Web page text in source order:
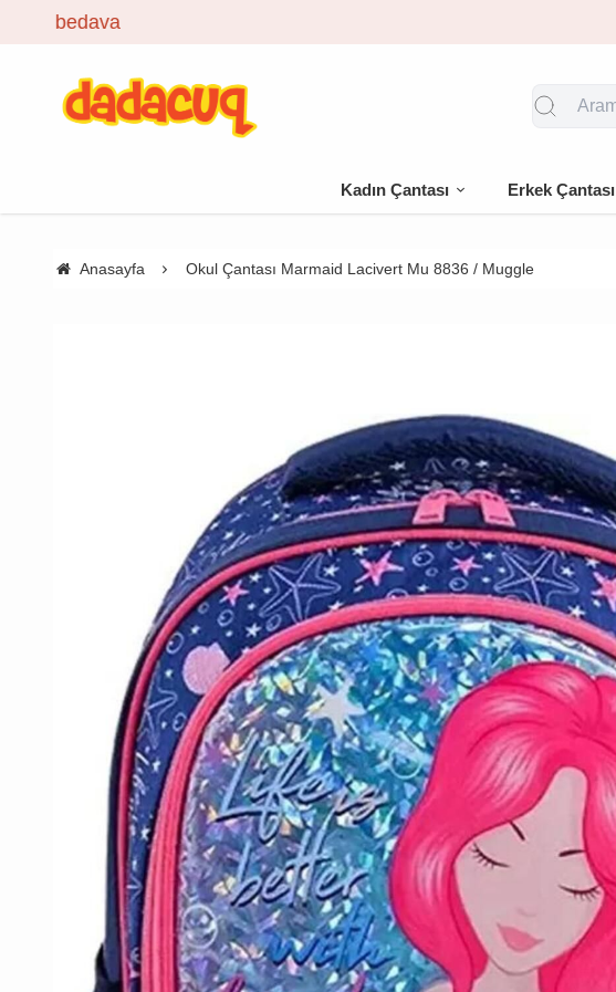
Kadın Çantası Erkek Çantası
Anasayfa Okul Çantası Marmaid Lacivert Mu 8836 / Muggle